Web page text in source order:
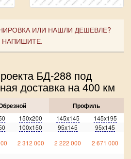
ИЛИ НАШЛИ ДЕШЕВЛЕ?
НАПИШИТЕ.
БД-288 под
доставка на 400 км
Профиль
150x200 145x145 145x195
100x150 95x145 95x145
2 312 000 2 222 000 2 671 000